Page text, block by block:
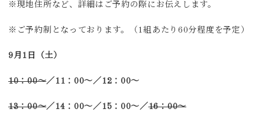
※現地住所など、詳細はご予約の際にお伝えします。
※ご予約制となっております。（1組あたり60分程度を予定）
9月1日（土）
10：00～／11：00～／12：00～
13：00～／14：00～／15：00～／16：00～